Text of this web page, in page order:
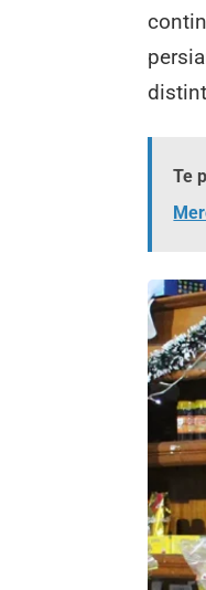
Te